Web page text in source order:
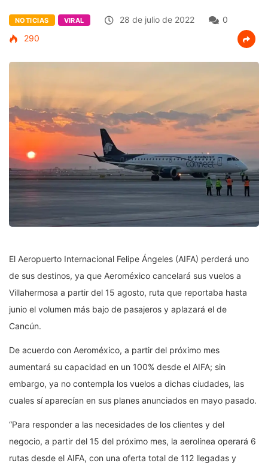
NOTICIAS VIRAL 28 de julio de 2022
0
290
El Aeropuerto Internacional Felipe Ángeles (AIFA) perderá uno
de sus destinos, ya que Aeroméxico cancelará sus vuelos a
Villahermosa a partir del 15 agosto, ruta que reportaba hasta
junio el volumen más bajo de pasajeros y aplazará el de
Cancún.
De acuerdo con Aeroméxico, a partir del próximo mes
aumentará su capacidad en un 100% desde el AIFA; sin
embargo, ya no contempla los vuelos a dichas ciudades, las
cuales sí aparecían en sus planes anunciados en mayo pasado.
“Para responder a las necesidades de los clientes y del
negocio, a partir del 15 del próximo mes, la aerolínea operará 6
rutas desde el AIFA, con una oferta total de 112 llegadas y